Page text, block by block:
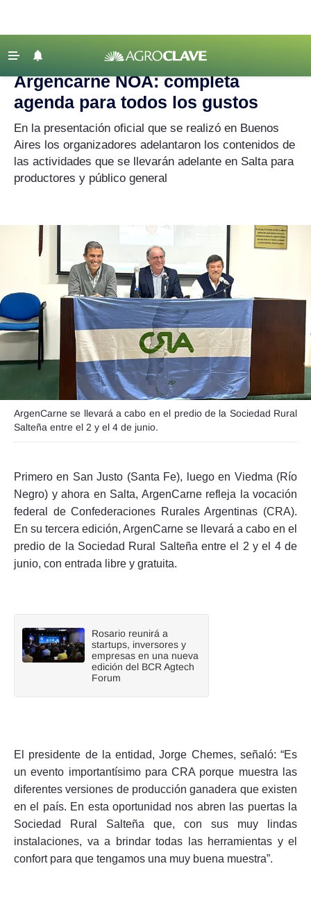
Agricultura
Lechería
Tecnología
Regionales
Clima
Agronegocios
Mercados
Seguinos
‹ VOLVER
Agroclave Agenda | Argencarne
Argencarne NOA: completa
agenda para todos los gustos
En la presentación oficial que se realizó en Buenos
Aires los organizadores adelantaron los contenidos de
las actividades que se llevarán adelante en Salta para
productores y público general
ArgenCarne se llevará a cabo en el predio de la Sociedad Rural
Salteña entre el 2 y el 4 de junio.
Primero en San Justo (Santa Fe), luego en Viedma (Río
Negro) y ahora en Salta, ArgenCarne refleja la vocación
federal de Confederaciones Rurales Argentinas (CRA).
En su tercera edición, ArgenCarne se llevará a cabo en el
predio de la Sociedad Rural Salteña entre el 2 y el 4 de
junio, con entrada libre y gratuita.
Rosario reunirá a
startups, inversores y
empresas en una nueva
edición del BCR Agtech
Forum
El presidente de la entidad, Jorge Chemes, señaló: “Es
un evento importantísimo para CRA porque muestra las
diferentes versiones de producción ganadera que existen
en el país. En esta oportunidad nos abren las puertas la
Sociedad Rural Salteña que, con sus muy lindas
instalaciones, va a brindar todas las herramientas y el
confort para que tengamos una muy buena muestra”.